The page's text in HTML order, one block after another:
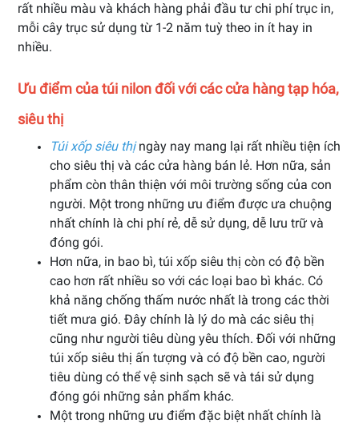
rất nhiều màu và khách hàng phải đầu tư chi phí trục in,
mỗi cây trục sử dụng từ 1-2 năm tuỳ theo in ít hay in
nhiều.
Ưu điểm của túi nilon đối với các cửa hàng tạp hóa,
siêu thị
Túi xốp siêu thịngày nay mang lại rất nhiều tiện ích
cho siêu thị và các cửa hàng bán lẻ. Hơn nữa, sản
phẩm còn thân thiện với môi trường sống của con
người. Một trong những ưu điểm được ưa chuộng
nhất chính là chi phí rẻ, dễ sử dụng, dễ lưu trữ và
đóng gói.
Hơn nữa, in bao bì, túi xốp siêu thị còn có độ bền
cao hơn rất nhiều so với các loại bao bì khác. Có
khả năng chống thấm nước nhất là trong các thời
tiết mưa gió. Đây chính là lý do mà các siêu thị
cũng như người tiêu dùng yêu thích. Đối với những
túi xốp siêu thị ấn tượng và có độ bền cao, người
tiêu dùng có thể vệ sinh sạch sẽ và tái sử dụng
đóng gói những sản phẩm khác.
Một trong những ưu điểm đặc biệt nhất chính là